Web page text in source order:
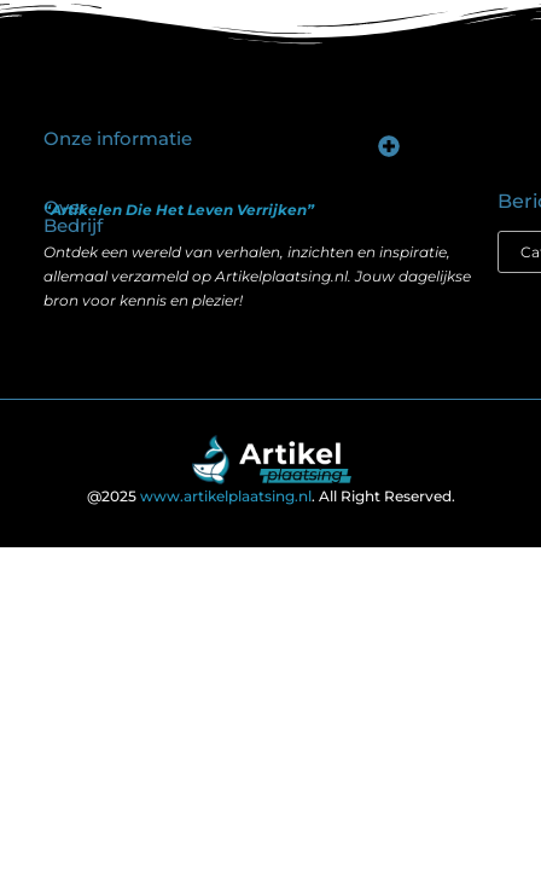
Over
Bedrijf
“Artikelen Die Het Leven Verrijken”
Ontdek een wereld van verhalen, inzichten en inspiratie,
allemaal verzameld op Artikelplaatsing.nl. Jouw dagelijkse
bron voor kennis en plezier!
Onze informatie
@2025 www.artikelplaatsing.nl. All Right Reserved.